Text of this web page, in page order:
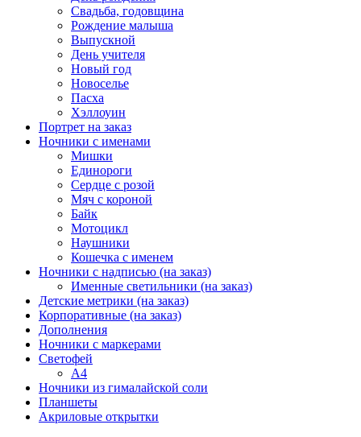
Свадьба, годовщина
Рождение малыша
Выпускной
День учителя
Новый год
Новоселье
Пасха
Хэллоуин
Портрет на заказ
Ночники с именами
Мишки
Единороги
Сердце с розой
Мяч с короной
Байк
Мотоцикл
Наушники
Кошечка с именем
Ночники с надписью (на заказ)
Именные светильники (на заказ)
Детские метрики (на заказ)
Корпоративные (на заказ)
Дополнения
Ночники с маркерами
Светофей
А4
Ночники из гималайской соли
Планшеты
Акриловые открытки